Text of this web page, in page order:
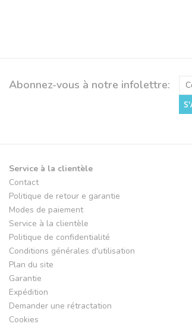
Abonnez-vous à notre infolettre:
Service à la clientèle
Contact
Politique de retour e garantie
Modes de paiement
Service à la clientèle
Politique de confidentialité
Conditions générales d'utilisation
Plan du site
Garantie
Expédition
Demander une rétractation
Cookies